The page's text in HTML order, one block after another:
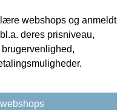
webshops og anmeldt
deres prisniveau,